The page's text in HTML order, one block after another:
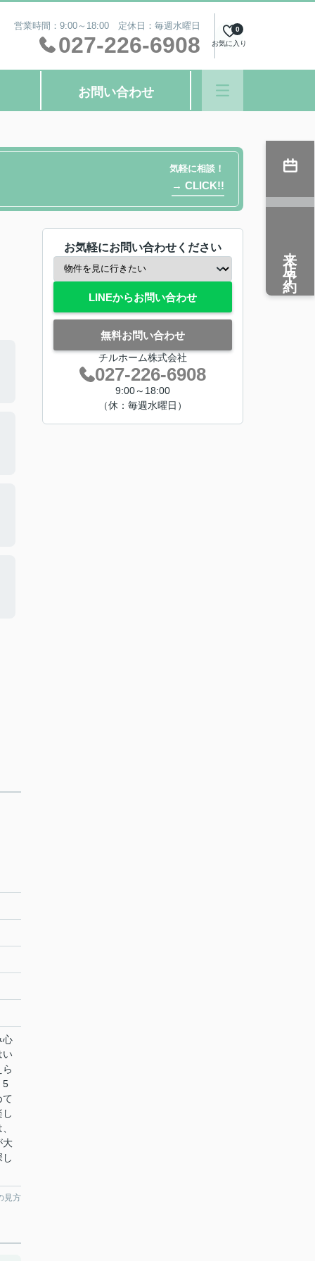
営業時間：9:00～18:00 定休日：毎週水曜日
027-226-6908 お気に入り
0
お問い合わせ
気軽に相談！
→ CLICK!!
心
い
5
て
大
見方
お気軽にお問い合わせください
LINEからお問い合わせ
無料お問い合わせ
チルホーム株式会社
027-226-6908
9:00～18:00
（休：毎週水曜日）
来店予約